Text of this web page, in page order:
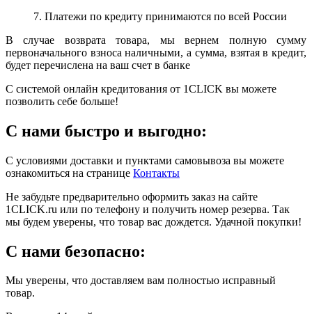
7. Платежи по кредиту принимаются по всей России
В случае возврата товара, мы вернем полную сумму
первоначального взноса наличными, а сумма, взятая в кредит,
будет перечислена на ваш счет в банке
С системой онлайн кредитования от 1CLICK вы можете
позволить себе больше!
С нами быстро и выгодно:
С условиями доставки и пунктами самовывоза вы можете
ознакомиться на странице Контакты
Не забудьте предварительно оформить заказ на сайте
1CLICK.ru или по телефону и получить номер резерва. Так
мы будем уверены, что товар вас дождется. Удачной покупки!
С нами безопасно:
Мы уверены, что доставляем вам полностью исправный
товар.